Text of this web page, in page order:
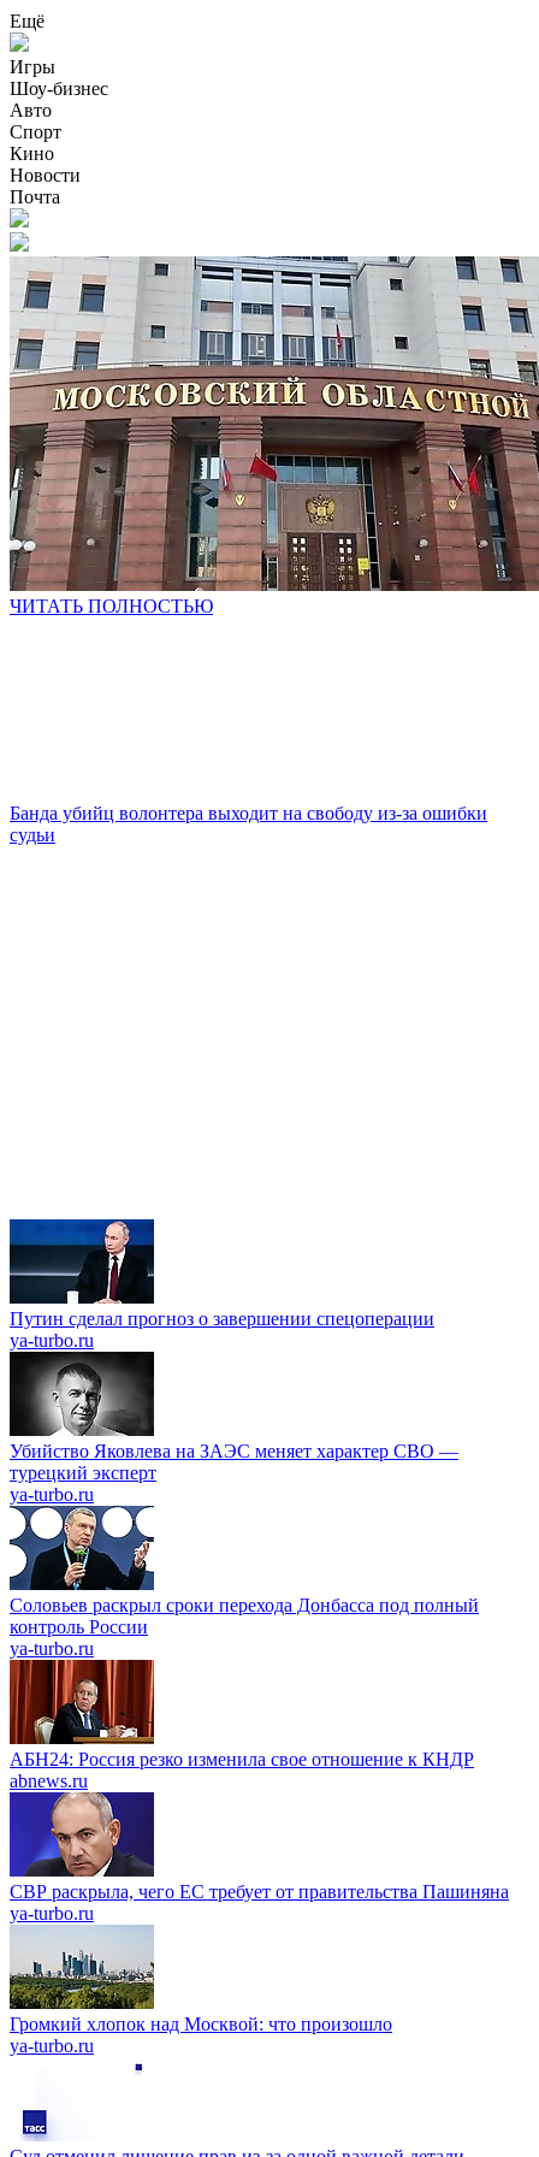
Ещё
Игры
Шоу-бизнес
Авто
Спорт
Кино
Новости
Почта
ЧИТАТЬ ПОЛНОСТЬЮ
Банда убийц волонтера выходит на свободу из-за ошибки
судьи
Путин сделал прогноз о завершении спецоперации
ya-turbo.ru
Убийство Яковлева на ЗАЭС меняет характер СВО —
турецкий эксперт
ya-turbo.ru
Соловьев раскрыл сроки перехода Донбасса под полный
контроль России
ya-turbo.ru
АБН24: Россия резко изменила свое отношение к КНДР
abnews.ru
СВР раскрыла, чего ЕС требует от правительства Пашиняна
ya-turbo.ru
Громкий хлопок над Москвой: что произошло
ya-turbo.ru